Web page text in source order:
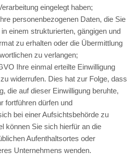
eingelegt haben;
personenbezogenen Daten, die Sie
einem strukturierten, gängigen und
zu erhalten oder die Übermittlung
zu verlangen;
Ihre einmal erteilte Einwilligung
widerrufen. Dies hat zur Folge, dass
die auf dieser Einwilligung beruhte,
fortführen dürfen und
bei einer Aufsichtsbehörde zu
können Sie sich hierfür an die
Aufenthaltsortes oder
Unternehmens wenden.